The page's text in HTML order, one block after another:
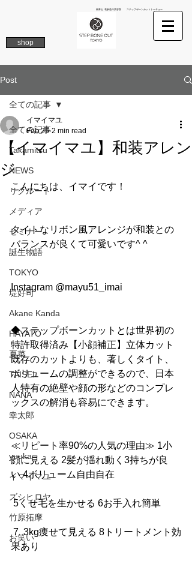
南青山 表参道の美容院 ステップボーンカットトーキョー
shop
Post
全ての記事
Takamitsu
NEWS
リクルート
メディア
セミナー
誕生物語
TOKYO
堤好司
Akane Kanda
HAYATO
夏菜
TAISEI
NANA
幸太郎
OSAKA
yuuka
イマイマユ
ズシヒロヤ
竹原拓摩
お笑い
全ての記事
【イマイマユ】和装アレン
ジ
イマイマユ
Feb 25 2 min read
こんにちは、イマイです！
タイトなリボン風アレンジが和装との
バランスが良くて可愛いです^ ^
Instagram @mayu51_imai
◆ステップボーンカットとは世界初の
特許取得済み【小顔補正】立体カット
既存のカットよりも、著しくタイト、
ボリュームの調整ができるので、日本
人特有の絶壁や顔の形などのコンプレ
ックスの解消も容易にできます。
≪リピート率90%の人気の理由≫ 1小
顔に見える 2髪が揺れ動く3持ちが良
い 4ボリューム自由自在
5くせ毛を生かせる 6お手入れ簡単
7  3kg痩せて見える 8トリートメント効
果あり